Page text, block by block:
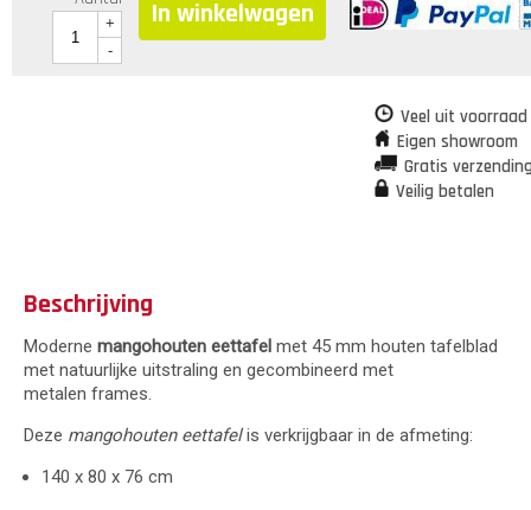
+
-
In winkelwagen
Veel uit
Eigen showroom
Gratis
Veilig betalen
Beschrijving
Moderne mangohouten eettafel met 45 mm houten tafelblad
met natuurlijke uitstraling en gecombineerd met
metalen frames.
Deze mangohouten eettafelis verkrijgbaar in de afmeting:
140 x 80 x 76 cm